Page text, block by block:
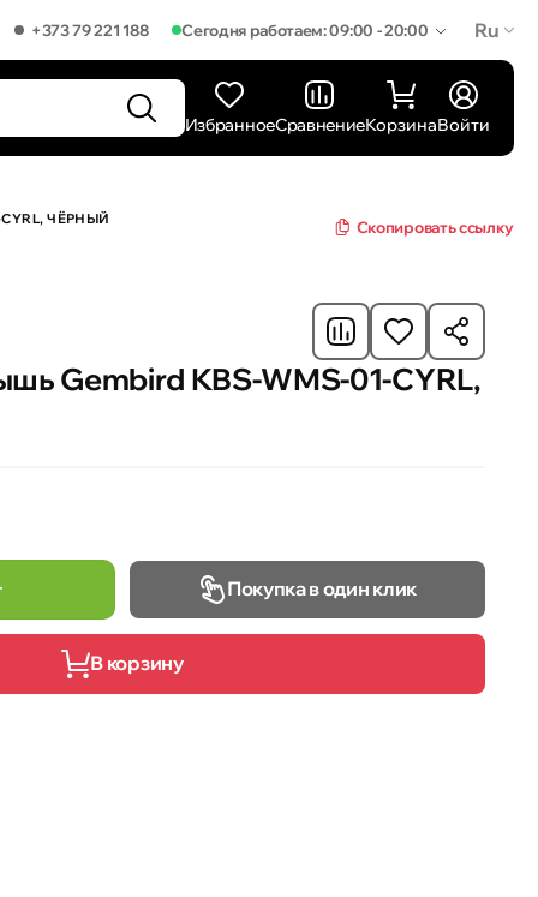
+373 79 221 188 Сегодня работаем: 09:00 - 20:00 Ru
ИзбранноеСравнениеКорзинаВойти
ЧЁРНЫЙ Скопировать ссылку
Gembird KBS-WMS-01-CYRL,
Покупка в один клик
В корзину